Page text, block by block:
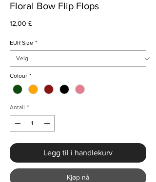
Floral Bow Flip Flops
12,00 £Pris
EUR Size *
Colour *
Antall *
Legg til i handlekurv
Kjøp nå